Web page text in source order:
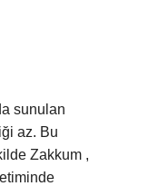
sunulan
az. Bu
Zakkum ,